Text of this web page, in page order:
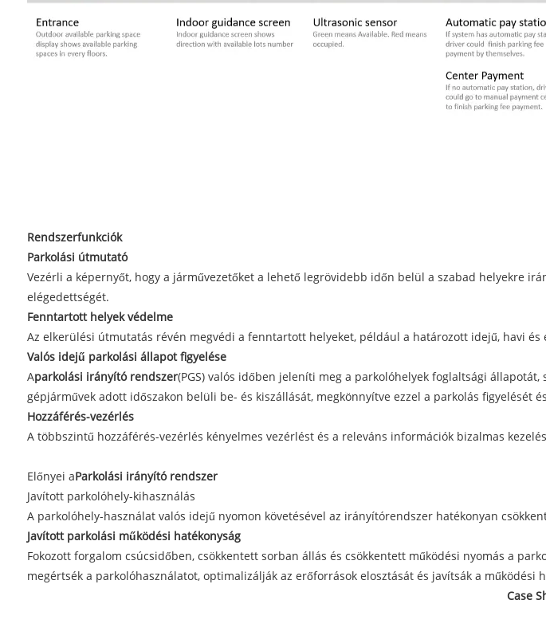
Rendszerfunkciók
Parkolási útmutató
Vezérli a képernyőt, hogy a járművezetőket a lehető legrövidebb időn belül a szabad helyekre
elégedettségét.
Fenntartott helyek védelme
Az elkerülési útmutatás révén megvédi a fenntartott helyeket, például a határozott idejű, havi és
Valós idejű parkolási állapot figyelése
Aparkolási irányító rendszer(PGS) valós időben jeleníti meg a parkolóhelyek foglaltsági
gépjárművek adott időszakon belüli be- és kiszállását, megkönnyítve ezzel a parkolás figyelését
Hozzáférés-vezérlés
A többszintű hozzáférés-vezérlés kényelmes vezérlést és a releváns információk bizalmas
Előnyei aParkolási irányító rendszer
Javított parkolóhely-kihasználás
A parkolóhely-használat valós idejű nyomon követésével az irányítórendszer hatékonyan
Javított parkolási működési hatékonyság
Fokozott forgalom csúcsidőben, csökkentett sorban állás és csökkentett működési nyomás a
megértsék a parkolóhasználatot, optimalizálják az erőforrások elosztását és javítsák a működési
Case